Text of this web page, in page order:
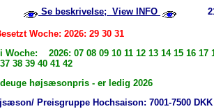
Se beskrivelse; View INFO
Woche: 2026: 29 30 31
Woche: 2026: 07 08 09 10 11 12 13 14 15 16 17
38 39 40 41 42
højsæsonpris - er ledig 2026
Preisgruppe Hochsaison: 7001-7500 DKK